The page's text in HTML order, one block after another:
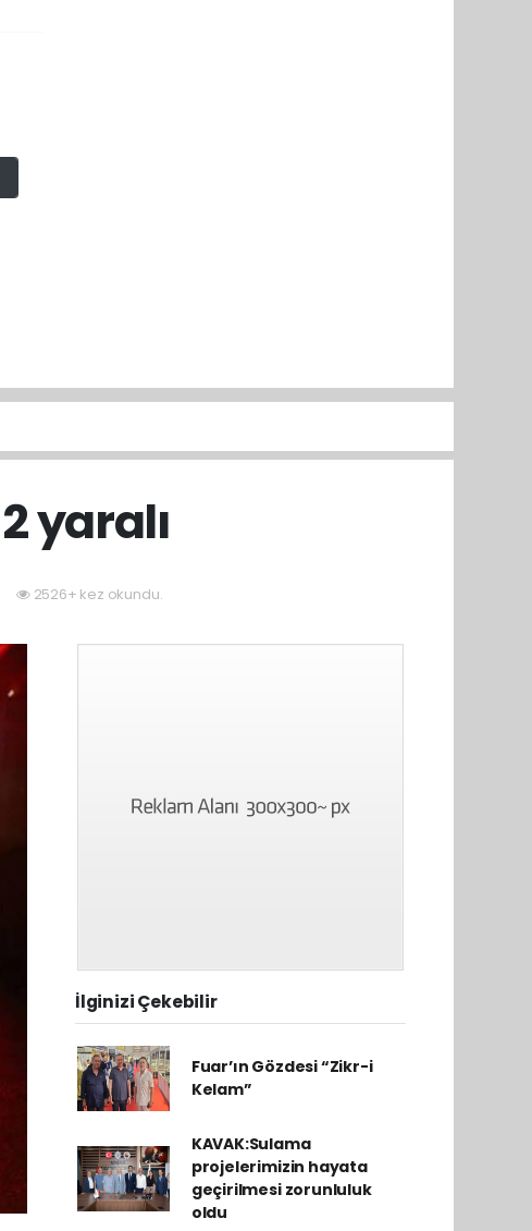
yaralı
2526+ kez okundu.
İlginizi Çekebilir
Fuar’ın Gözdesi “Zikr-i
Kelam”
KAVAK:Sulama
projelerimizin hayata
geçirilmesi zorunluluk
oldu